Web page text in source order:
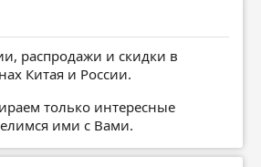
распродажи и скидки в
Китая и России.
только интересные
ими с Вами.